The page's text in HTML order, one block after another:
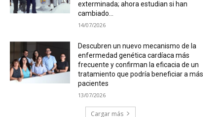
exterminada; ahora estudian si han
cambiado...
14/07/2026
Descubren un nuevo mecanismo de la
enfermedad genética cardíaca más
frecuente y confirman la eficacia de un
tratamiento que podría beneficiar a más
pacientes
13/07/2026
Cargar más